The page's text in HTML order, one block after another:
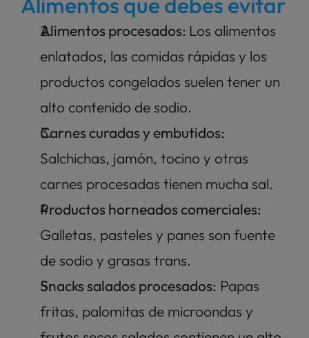
Alimentos procesados: Los alimentos
enlatados, las comidas rápidas y los
productos congelados suelen tener un
alto contenido de sodio.
Carnes curadas y embutidos:
Salchichas, jamón, tocino y otras
carnes procesadas tienen mucha sal.
Productos horneados comerciales:
Galletas, pasteles y panes son fuente
de sodio y grasas trans.
Snacks salados procesados: Papas
fritas, palomitas de microondas y